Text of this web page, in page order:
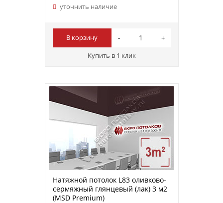
уточнить наличие
В корзину
Купить в 1 клик
Натяжной потолок L83 оливково-
сермяжный глянцевый (лак) 3 м2
(MSD Premium)